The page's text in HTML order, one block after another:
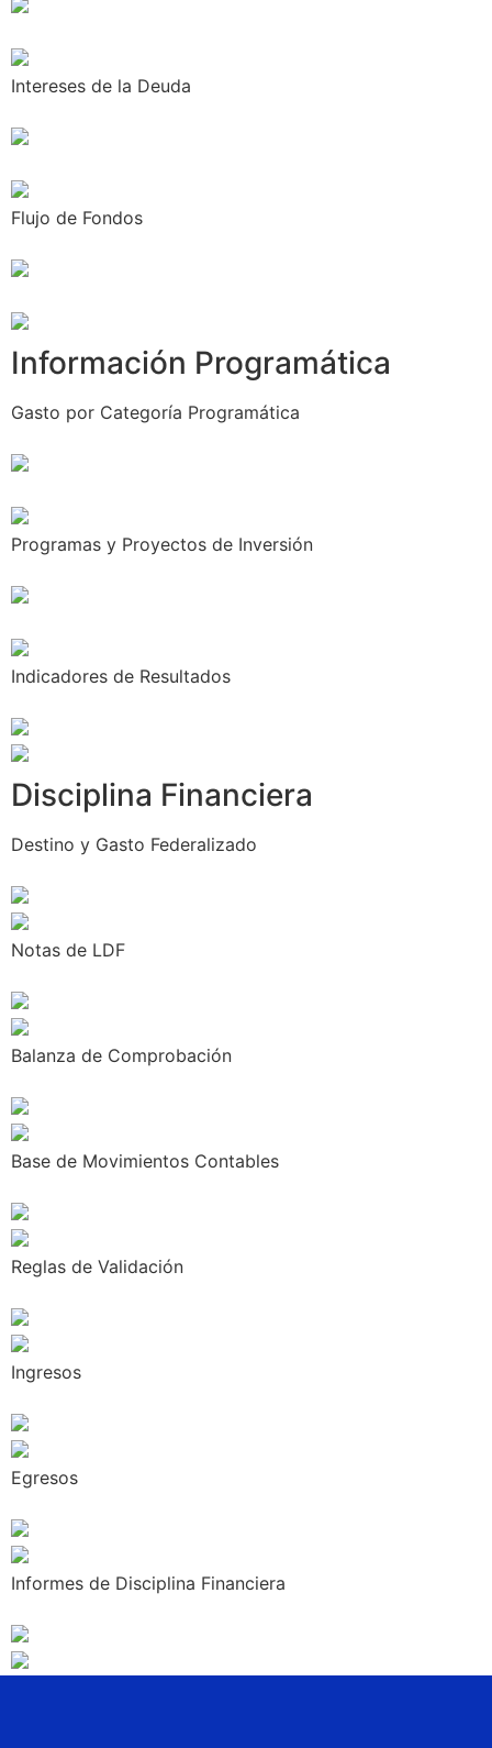
Intereses de la Deuda
Flujo de Fondos
Información Programática
Gasto por Categoría Programática
Programas y Proyectos de Inversión
Indicadores de Resultados
Disciplina Financiera
Destino y Gasto Federalizado
Notas de LDF
Balanza de Comprobación
Base de Movimientos Contables
Reglas de Validación
Ingresos
Egresos
Informes de Disciplina Financiera